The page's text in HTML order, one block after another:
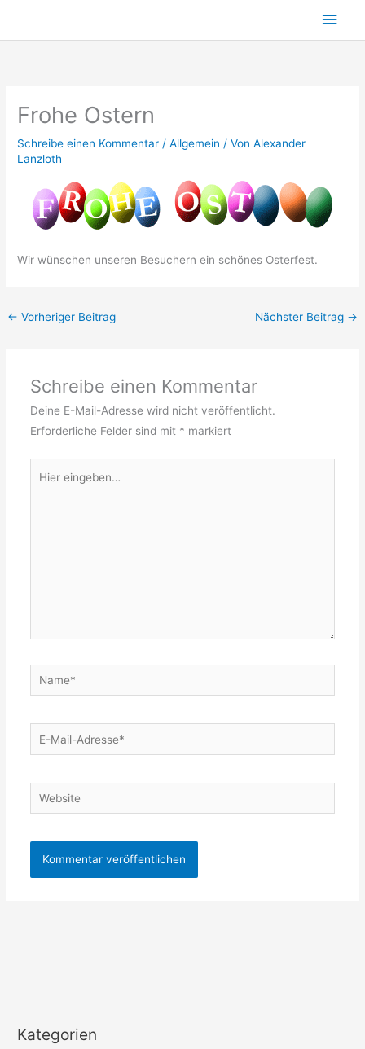
Frohe Ostern
Schreibe einen Kommentar /Allgemein / VonAlexander
Lanzloth
Wir wünschen unseren Besuchern ein schönes Osterfest.
← Vorheriger Beitrag Nächster Beitrag →
Schreibe einen Kommentar
Deine E-Mail-Adresse wird nicht veröffentlicht.
Erforderliche Felder sind mit * markiert
eingeben…
Name*
E-
Mail-
Website
Kategorien
K